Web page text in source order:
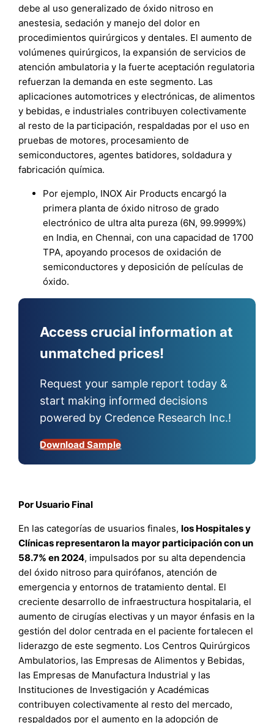
debe al uso generalizado de óxido nitroso en
anestesia, sedación y manejo del dolor en
procedimientos quirúrgicos y dentales. El aumento de
volúmenes quirúrgicos, la expansión de servicios de
atención ambulatoria y la fuerte aceptación regulatoria
refuerzan la demanda en este segmento. Las
aplicaciones automotrices y electrónicas, de alimentos
y bebidas, e industriales contribuyen colectivamente
al resto de la participación, respaldadas por el uso en
pruebas de motores, procesamiento de
semiconductores, agentes batidores, soldadura y
fabricación química.
Por ejemplo, INOX Air Products encargó la
primera planta de óxido nitroso de grado
electrónico de ultra alta pureza (6N, 99.9999%)
en India, en Chennai, con una capacidad de 1700
TPA, apoyando procesos de oxidación de
semiconductores y deposición de películas de
óxido.
Access crucial information at
unmatched prices!
Request your sample report today &
start making informed decisions
powered by Credence Research Inc.!
Download Sample
Por Usuario Final
En las categorías de usuarios finales, los Hospitales y
Clínicas representaron la mayor participación con un
58.7% en 2024, impulsados por su alta dependencia
del óxido nitroso para quirófanos, atención de
emergencia y entornos de tratamiento dental. El
creciente desarrollo de infraestructura hospitalaria, el
aumento de cirugías electivas y un mayor énfasis en la
gestión del dolor centrada en el paciente fortalecen el
liderazgo de este segmento. Los Centros Quirúrgicos
Ambulatorios, las Empresas de Alimentos y Bebidas,
las Empresas de Manufactura Industrial y las
Instituciones de Investigación y Académicas
contribuyen colectivamente al resto del mercado,
respaldados por el aumento en la adopción de